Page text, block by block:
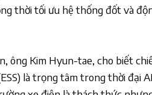
thời tối ưu hệ thống đốt và
ông Kim Hyun-tae, cho biết
là trọng tâm trong thời đại